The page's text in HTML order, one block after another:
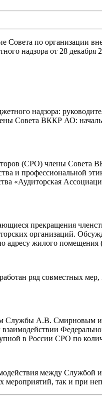
Совета по
надзора от 28 декабря
надзора:
Совета ВККР АО:
(СРО) члены Совета
и профессиональной
«Аудиторская
прекращения
организаций.
адресу жилого
ряд совместных
Службы А.В. Смирновым
в России СРО по
между
так и при